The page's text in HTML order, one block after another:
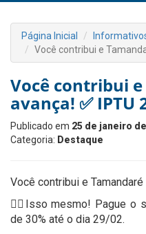
Página Inicial
Você contribui e
Você contribui
avança! ✅ IPTU
Publicado em 25 de janeiro
Categoria: Destaque
Você contribui e Tamandaré
👉🏻Isso mesmo! Pague o
de 30% até o dia 29/02.